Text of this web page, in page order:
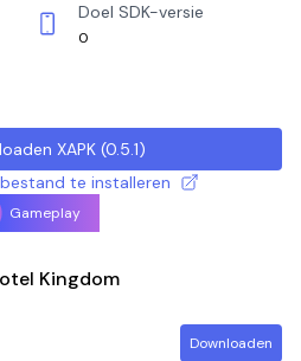
Doel SDK-versie
0
XAPK(0.5.1)
bestand te installeren
Gameplay
Kingdom
Downloaden